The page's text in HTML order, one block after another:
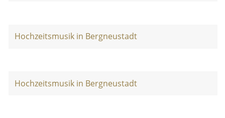
Hochzeitsmusik in Bergneustadt
Hochzeitsmusik in Bergneustadt